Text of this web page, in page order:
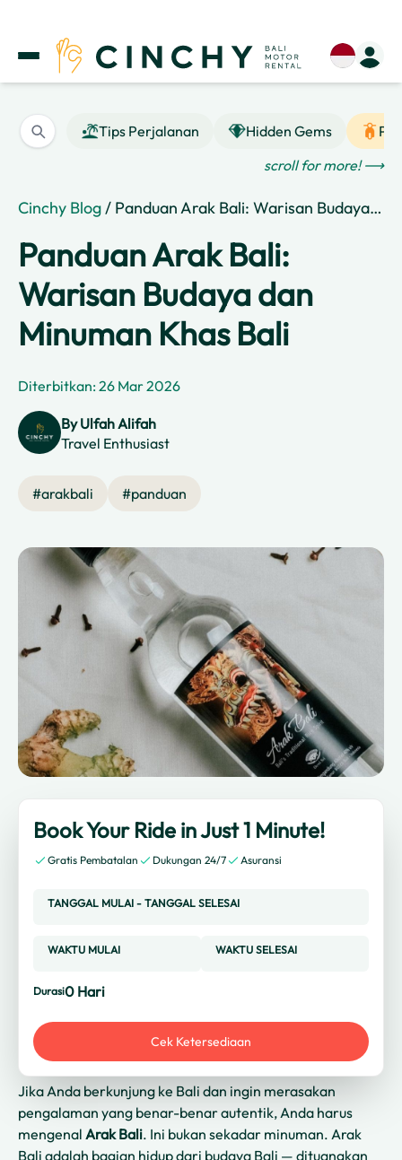
Tips Perjalanan Hidden Gems
scroll for more! ⟶
Cinchy Blog/ Panduan Arak Bali: Warisan Budaya dan Minuman Khas Bali
Panduan Arak Bali:
Warisan Budaya dan
Minuman Khas Bali
Diterbitkan: 26 Mar 2026
ByUlfah Alifah
Travel Enthusiast
#arakbali #panduan
Book Your Ride in Just 1 Minute!
Gratis Pembatalan Dukungan 24/7 Asuransi
TANGGAL MULAI - TANGGAL SELESAI
WAKTU MULAI WAKTU SELESAI
Durasi0 Hari
Cek Ketersediaan
Jika Anda berkunjung ke Bali dan ingin merasakan
pengalaman yang benar-benar autentik, Anda harus
mengenal Arak Bali. Ini bukan sekadar minuman. Arak
Bali adalah bagian hidup dari budaya Bali — dituangkan